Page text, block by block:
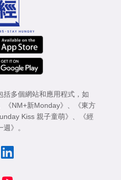
括多個網站和應用程式，如
《NM+新Monday》
《東方
Kiss 親子童萌》
《經
週》
。